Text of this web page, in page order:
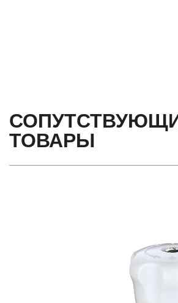
ТОВАРЫ